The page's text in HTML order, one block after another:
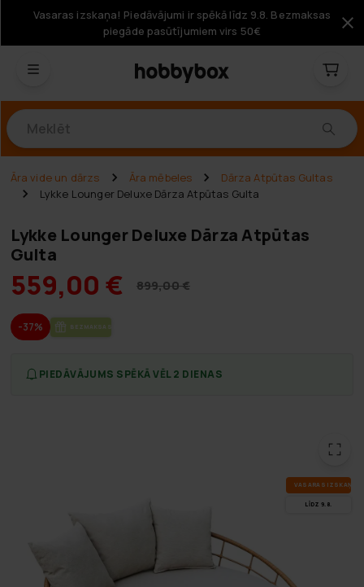
Vasaras izskaņa! Piedāvājumi ir spēkā līdz 9.8. Bezmaksas
piegāde pasūtījumiem virs 50€
Āra vide un dārzs Āra mēbeles
Dārza Atpūtas Gultas
Lykke Lounger Deluxe Dārza Atpūtas Gulta
Lykke Lounger Deluxe Dārza Atpūtas
Gulta
559,00 € 899,00 €
-37% BEZ­MAK­SAS PIE­GĀ­DE
PIEDĀVĀJUMS SPĒKĀ VĒL 2 DIENAS
VA­SA­RAS IZ­SKA­ŅA
LĪDZ 9.8.